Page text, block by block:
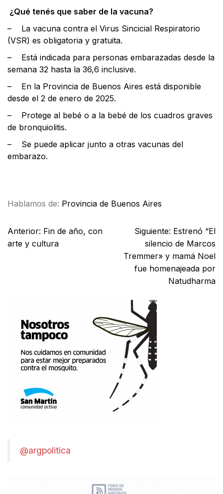
¿Qué tenés que saber de la vacuna?
– La vacuna contra el Virus Sincicial Respiratorio
(VSR) es obligatoria y gratuita.
– Está indicada para personas embarazadas desde la
semana 32 hasta la 36,6 inclusive.
– En la Provincia de Buenos Aires está disponible
desde el 2 de enero de 2025.
– Protege al bebé o a la bebé de los cuadros graves
de bronquiolitis.
– Se puede aplicar junto a otras vacunas del
embarazo.
Hablamos de: Provincia de Buenos Aires
Anterior: Fin de año, con
arte y cultura
Siguiente: Estrenó “El
silencio de Marcos
Tremmer» y mamá Noel
fue homenajeada por
Natudharma
@argpolitica